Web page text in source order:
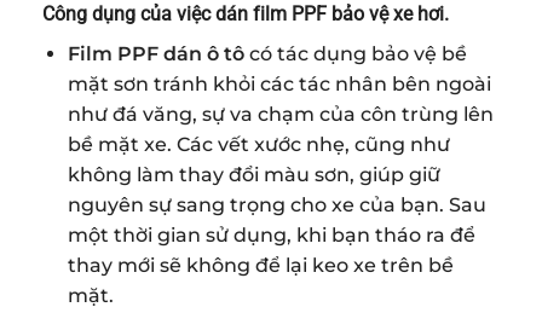
Công dụng của việc dán film PPF bảo vệ xe hơi.
Film PPF dán ô tôcó tác dụng bảo vệ bề
mặt sơn tránh khỏi các tác nhân bên ngoài
như đá văng, sự va chạm của côn trùng lên
bề mặt xe. Các vết xước nhẹ, cũng như
không làm thay đổi màu sơn, giúp giữ
nguyên sự sang trọng cho xe của bạn. Sau
một thời gian sử dụng, khi bạn tháo ra để
thay mới sẽ không để lại keo xe trên bề
mặt.